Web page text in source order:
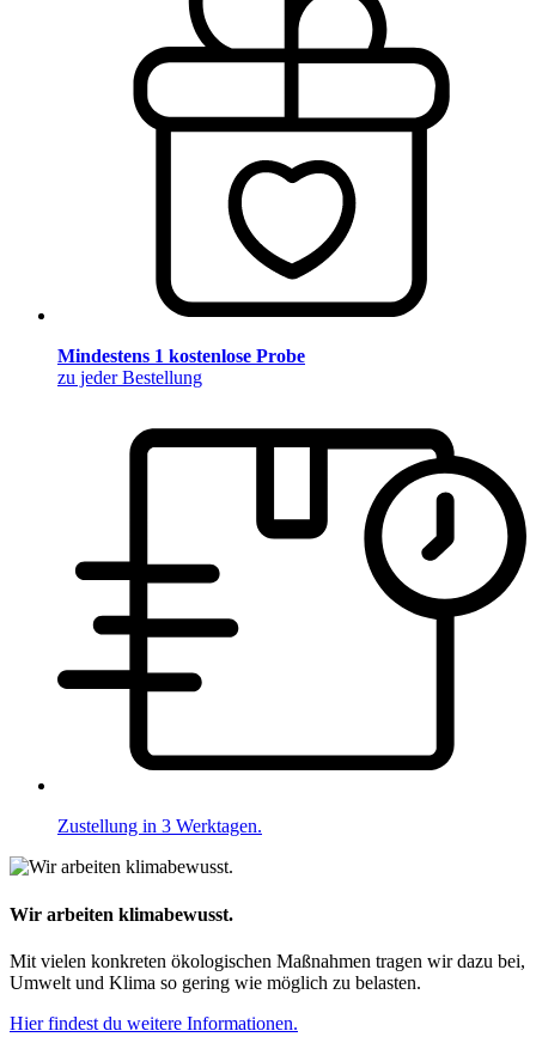
Mindestens 1 kostenlose Probe
zu jeder Bestellung
Zustellung in 3 Werktagen.
Wir arbeiten klimabewusst.
Mit vielen konkreten ökologischen Maßnahmen tragen wir dazu bei,
Umwelt und Klima so gering wie möglich zu belasten.
Hier findest du weitere Informationen.